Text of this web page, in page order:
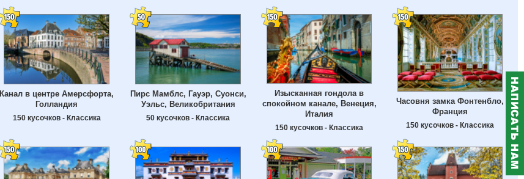
Канал в центре Амерсфорта,
Голландия
150 кусочков - Классика
Пирс Мамблс, Гауэр, Суонси,
Уэльс, Великобритания
50 кусочков - Классика
Изысканная гондола в
спокойном канале, Венеция,
Италия
150 кусочков - Классика
Часовня замка Фонтенбло,
Франция
150 кусочков - Классика